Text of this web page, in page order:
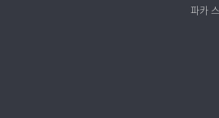
파카